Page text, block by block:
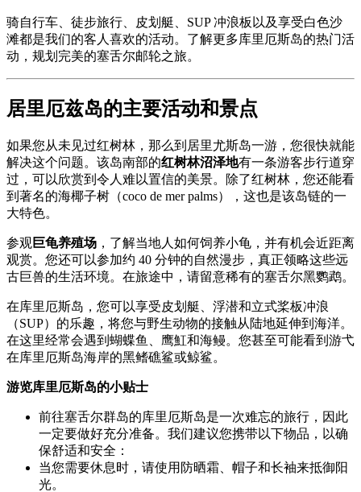
骑自行车、徒步旅行、皮划艇、SUP 冲浪板以及享受白色沙
滩都是我们的客人喜欢的活动。了解更多库里厄斯岛的热门活
动，规划完美的塞舌尔邮轮之旅。
居里厄兹岛的主要活动和景点
如果您从未见过红树林，那么到居里尤斯岛一游，您很快就能
解决这个问题。该岛南部的红树林沼泽地有一条游客步行道穿
过，可以欣赏到令人难以置信的美景。除了红树林，您还能看
到著名的海椰子树（coco de mer palms），这也是该岛链的一
大特色。
参观巨龟养殖场 ，了解当地人如何饲养小龟，并有机会近距离
观赏。您还可以参加约 40 分钟的自然漫步，真正领略这些远
古巨兽的生活环境。在旅途中，请留意稀有的塞舌尔黑鹦鹉。
在库里厄斯岛，您可以享受皮划艇、浮潜和立式桨板冲浪
（SUP）的乐趣，将您与野生动物的接触从陆地延伸到海洋。
在这里经常会遇到蝴蝶鱼、鹰魟和海鳗。您甚至可能看到游弋
在库里厄斯岛海岸的黑鳍礁鲨或鲸鲨。
游览库里厄斯岛的小贴士
前往塞舌尔群岛的库里厄斯岛是一次难忘的旅行，因此
一定要做好充分准备。我们建议您携带以下物品，以确
保舒适和安全：
当您需要休息时，请使用防晒霜、帽子和长袖来抵御阳
光。